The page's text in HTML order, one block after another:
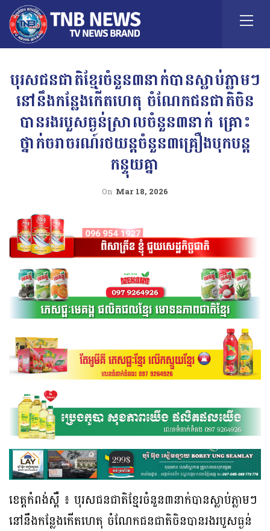
បុរសជនជាតិខ្មែរចំនួន៣នាក់បានស្លាប់ភ្លាមៗ
នៅនឹងកន្លែងកើតហេតុ ចំណែកជនជាតិចិន
បានរងរបួសធ្ងន់ស្រាលចំនួន៣នាក់ គ្រោះ
ថ្នាក់ចរាចរណ៍រថយន្តចំនួន៣គ្រឿងបុកបន្ត
កន្ទុយគ្នា
On Mar 18, 2026
ខេត្តកំពង់ស្ពឺ ៖ បុរសជនជាតិខ្មែរចំនួន៣នាក់បានស្លាប់ភ្លាមៗ
នៅនឹងកន្លែងកើតហេតុ ចំណែកជនជាតិចិនបានរងរបួសធ្ងន់